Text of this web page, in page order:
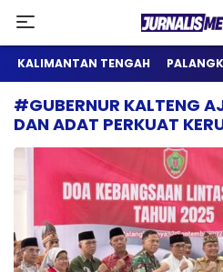
Jurnalis
Satu Wadah
KALIMANTAN TENGAH
#GUBERNUR KALTENG
DAN ADAT PERKUAT